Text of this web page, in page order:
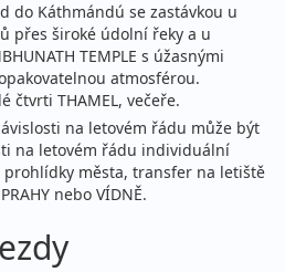
do Káthmándú se zastávkou u
přes široké údolní řeky a u
TEMPLE s úžasnými
atmosférou.
čtvrti THAMEL, večeře.
na letovém řádu může být
na letovém řádu individuální
města, transfer na letiště
nebo VÍDNĚ.